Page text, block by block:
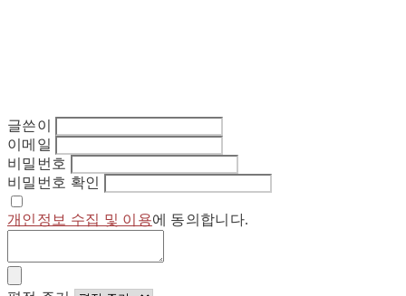
글쓴이
이메일
비밀번호
비밀번호 확인
개인정보 수집 및 이용에 동의합니다.